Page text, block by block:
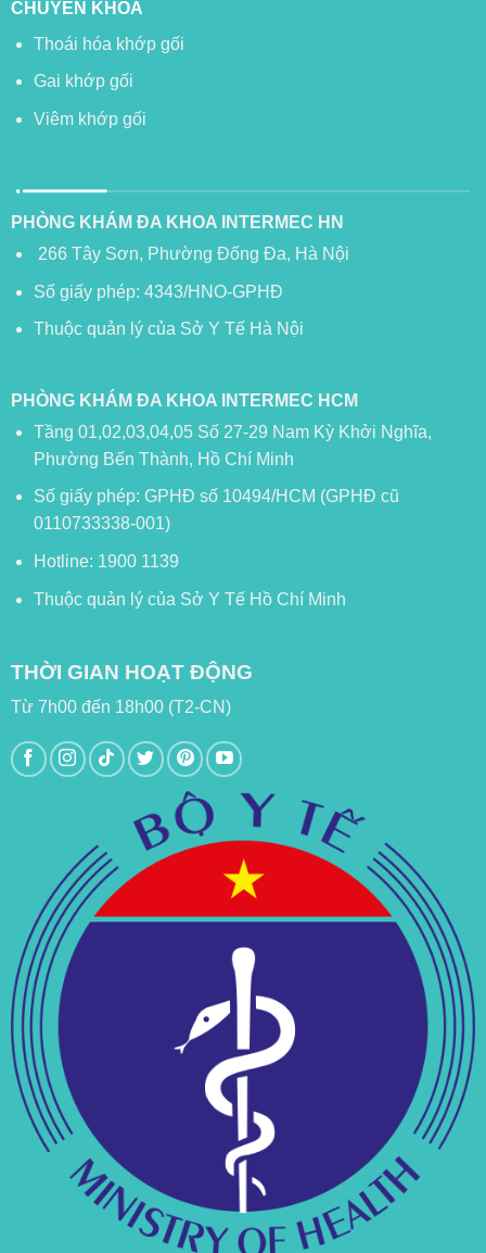
CHUYÊN KHOA
Thoái hóa khớp gối
Gai khớp gối
Viêm khớp gối
PHÒNG KHÁM ĐA KHOA INTERMEC HN
266 Tây Sơn, Phường Đống Đa, Hà Nội
Số giấy phép: 4343/HNO-GPHĐ
Thuộc quản lý của Sở Y Tế Hà Nội
PHÒNG KHÁM ĐA KHOA INTERMEC HCM
Tầng 01,02,03,04,05 Số 27-29 Nam Kỳ Khởi Nghĩa,
Phường Bến Thành, Hồ Chí Minh
Số giấy phép: GPHĐ số 10494/HCM (GPHĐ cũ
0110733338-001)
Hotline: 1900 1139
Thuộc quản lý của Sở Y Tế Hồ Chí Minh
THỜI GIAN HOẠT ĐỘNG
Từ 7h00 đến 18h00 (T2-CN)